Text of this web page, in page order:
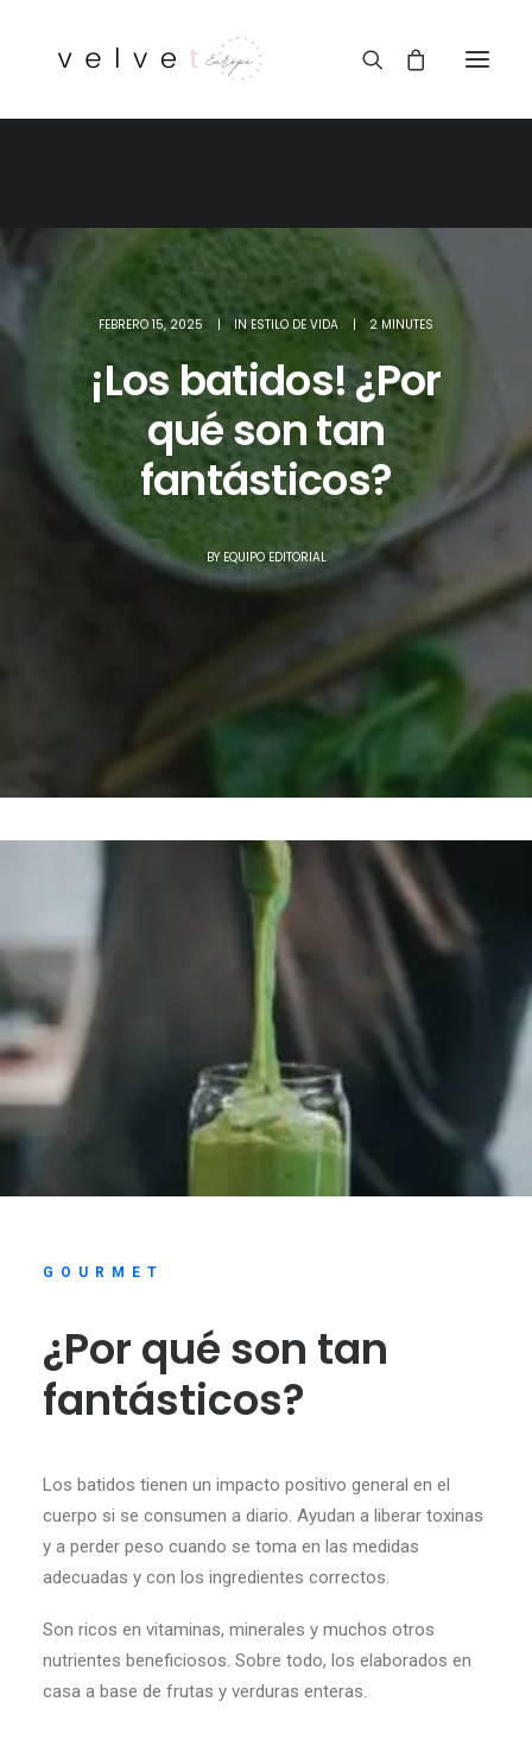
FEBRERO 15, 2025 | IN ESTILO DE VIDA | 2 MINUTES
¡Los batidos! ¿Por
qué son tan
fantásticos?
BY EQUIPO EDITORIAL
GOURMET
¿Por qué son tan
fantásticos?
Los batidos tienen un impacto positivo general en el
cuerpo si se consumen a diario. Ayudan a liberar toxinas
y a perder peso cuando se toma en las medidas
adecuadas y con los ingredientes correctos.
Son ricos en vitaminas, minerales y muchos otros
nutrientes beneficiosos. Sobre todo, los elaborados en
casa a base de frutas y verduras enteras.